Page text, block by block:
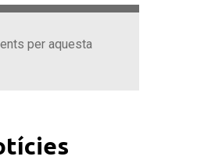
per aquesta